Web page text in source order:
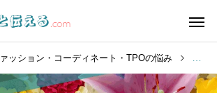
ッション・コーディネート・TPOの悩み 華美